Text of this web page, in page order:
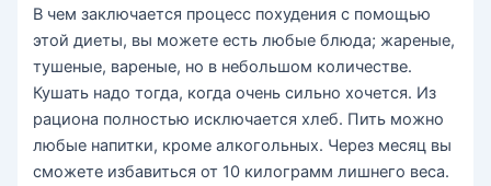
В чем заключается процесс похудения с помощью
этой диеты, вы можете есть любые блюда; жареные,
тушеные, вареные, но в небольшом количестве.
Кушать надо тогда, когда очень сильно хочется. Из
рациона полностью исключается хлеб. Пить можно
любые напитки, кроме алкогольных. Через месяц вы
сможете избавиться от 10 килограмм лишнего веса.